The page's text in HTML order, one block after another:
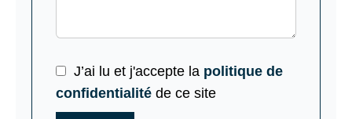
J’ai lu et j'accepte la politique de
confidentialité de ce site